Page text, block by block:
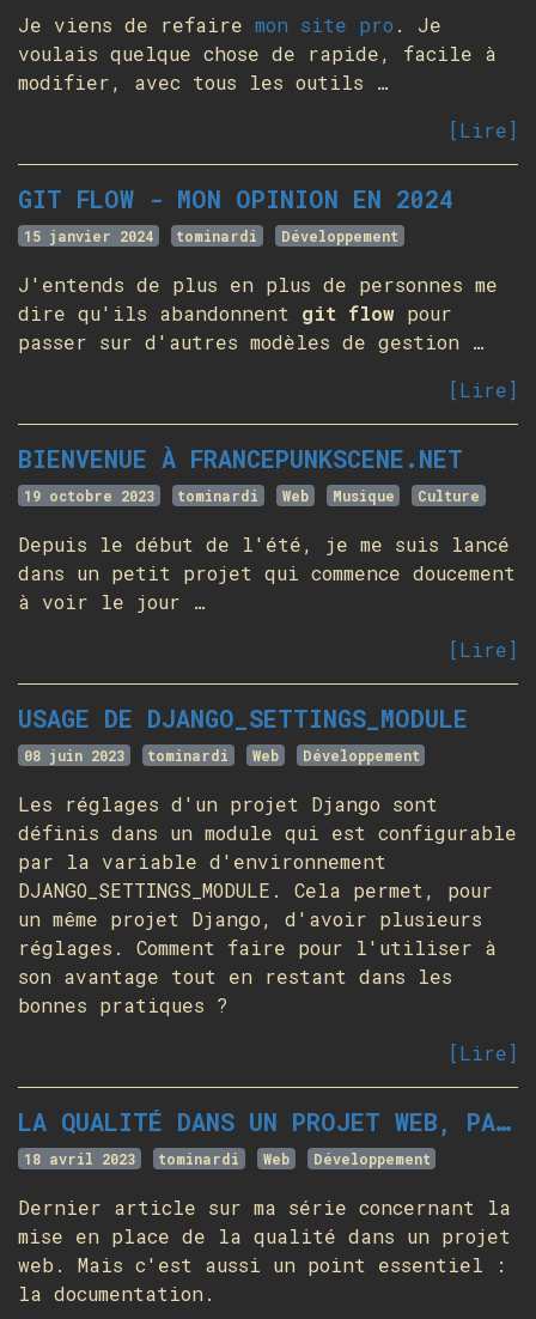
Je viens de refaire mon site pro . Je
voulais quelque chose de rapide, facile à
modifier, avec tous les outils …
[Lire]
GIT FLOW - MON OPINION EN 2024
15 janvier 2024 tominardi Développement
J'entends de plus en plus de personnes me
dire qu'ils abandonnent git flow pour
passer sur d'autres modèles de gestion …
[Lire]
BIENVENUE À FRANCEPUNKSCENE.NET
19 octobre 2023 tominardi Web Musique Culture
Depuis le début de l'été, je me suis lancé
dans un petit projet qui commence doucement
à voir le jour …
[Lire]
USAGE DE DJANGO_SETTINGS_MODULE
08 juin 2023 tominardi Web Développement
Les réglages d'un projet Django sont
définis dans un module qui est configurable
par la variable d'environnement
DJANGO_SETTINGS_MODULE. Cela permet, pour
un même projet Django, d'avoir plusieurs
réglages. Comment faire pour l'utiliser à
son avantage tout en restant dans les
bonnes pratiques ?
[Lire]
LA QUALITÉ DANS UN PROJET WEB, PARTIE 12 - DOCUMENTATION
18 avril 2023 tominardi Web Développement
Dernier article sur ma série concernant la
mise en place de la qualité dans un projet
web. Mais c'est aussi un point essentiel :
la documentation.